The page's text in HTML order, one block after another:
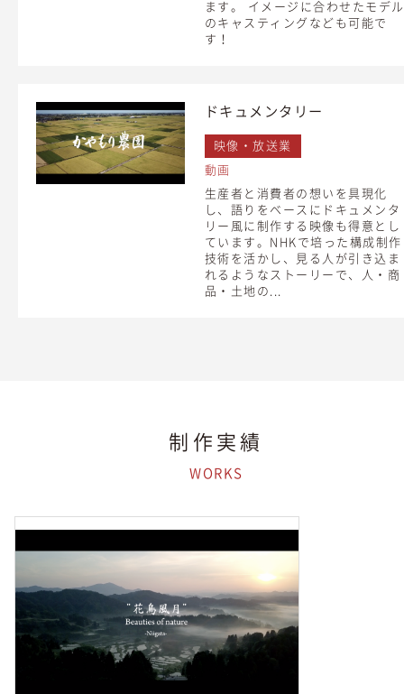
ます。 イメージに合わせたモデル
のキャスティングなども可能で
す！
ドキュメンタリー
映像・放送業
動画
生産者と消費者の想いを具現化
し、語りをベースにドキュメンタ
リー風に制作する映像も得意とし
ています。NHKで培った構成制作
技術を活かし、見る人が引き込ま
れるようなストーリーで、人・商
品・土地の...
制作実績
WORKS